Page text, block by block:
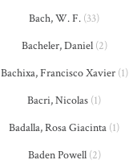
Bach, W. F. (33)
Bacheler, Daniel(2)
Bachixa, Francisco Xavier(1)
Bacri, Nicolas (1)
Badalla, Rosa Giacinta (1)
Baden Powell(2)